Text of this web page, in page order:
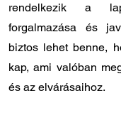
rendelkezik a
forgalmazása és
biztos lehet benne,
kap, ami valóban
és az elvárásaihoz.